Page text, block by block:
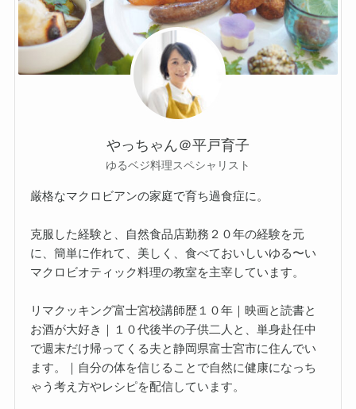
やっちゃん＠平戸育子
ゆるベジ料理スペシャリスト
厳格なマクロビアンの家庭で育ち過食症に。
克服した経験と、自然食品店勤務２０年の経験を元
に、簡単に作れて、美しく、食べておいしいゆる〜い
マクロビオティック料理の教室を主宰しています。
リマクッキング富士宮校講師歴１０年｜映画と読書と
お酒が大好き｜１０代後半の子供二人と、単身赴任中
で週末だけ帰ってくる夫と静岡県富士宮市に住んでい
ます。｜自分の体を信じることで自然に健康になっち
ゃう考え方やレシピを配信しています。